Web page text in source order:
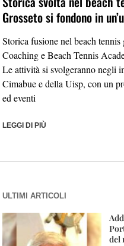
Grosseto si fondono in
Storica fusione nel beach
Coaching e Beach Tennis
Le attività si svolgeranno negli
Cimabue e della Uisp, con un
ed eventi
LEGGI DI PIÙ
ULTIMI ARTICOLI
del